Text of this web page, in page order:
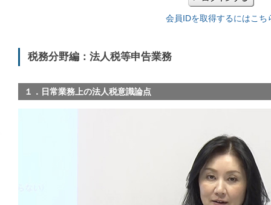
会員IDを取得するにはこち
税務分野編：法人税等申告業務
１．日常業務上の法人税意識論点